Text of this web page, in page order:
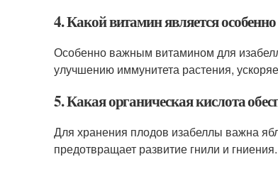
4. Какой витамин является
Особенно важным витамином для
улучшению иммунитета растения,
5. Какая органическая кислота
Для хранения плодов изабеллы важна
предотвращает развитие гнили и гниения.